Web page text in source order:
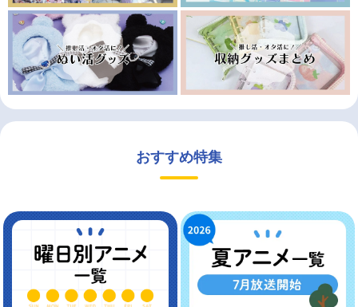
おすすめ特集